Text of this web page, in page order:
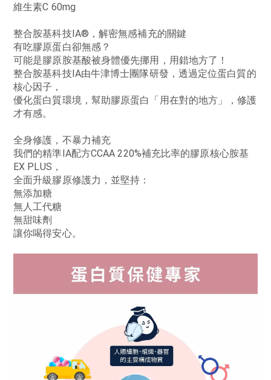
維生素C 60mg
整合胺基科技IA®，解密無感補充的關鍵
有吃膠原蛋白卻無感？
可能是膠原胺基酸被身體優先挪用，用錯地方了！
整合胺基科技IA由牛津博士團隊研發，透過定位蛋白質的
核心因子，
優化蛋白質環境，幫助膠原蛋白「用在對的地方」，修護
才有感。
全身修護，不暴力補充
我們的精準IA配方CCAA 220%補充比率的膠原核心胺基
EX PLUS，
全面升級膠原修護力，並堅持：
無添加糖
無人工代糖
無甜味劑
讓你喝得安心。